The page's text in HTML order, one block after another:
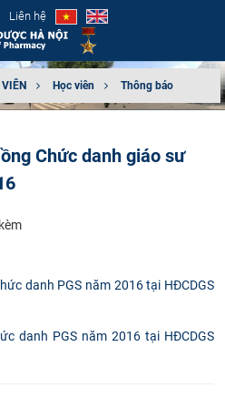
Liên hệ
Học viên Thông báo
Chức danh giáo sư
danh PGS năm 2016 tại HĐCDGS